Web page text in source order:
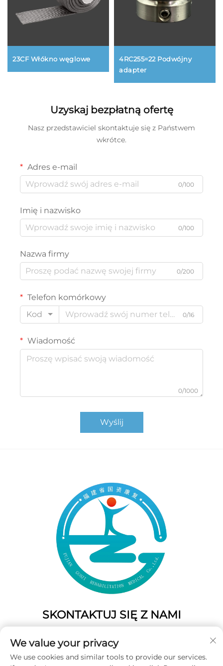
23CF Włókno węglowe
4RC255=22 Podwójny
adapter
Uzyskaj bezpłatną ofertę
Nasz przedstawiciel skontaktuje się z Państwem
wkrótce.
Adres e-mail
0/100
Imię i nazwisko
0/100
Nazwa firmy
0/200
Telefon komórkowy
Kod
0/16
Wiadomość
0/1000
Wyślij
SKONTAKTUJ SIĘ Z NAMI
Chiny
Tel.:+86-19859128239
We value your privacy
We use cookies and similar tools to provide our services.